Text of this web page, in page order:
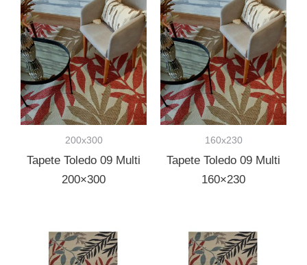
200x300
Tapete Toledo 09 Multi
200×300
160x230
Tapete Toledo 09 Multi
160×230